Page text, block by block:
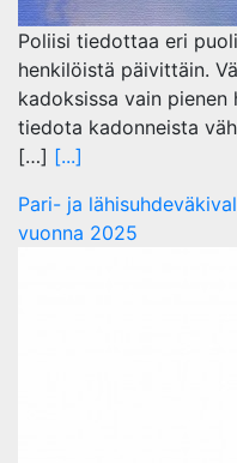
Poliisi tiedottaa eri
henkilöistä päivittäin.
kadoksissa vain
tiedota kadonneista
[…] [...]
Pari- ja
vuonna 2025